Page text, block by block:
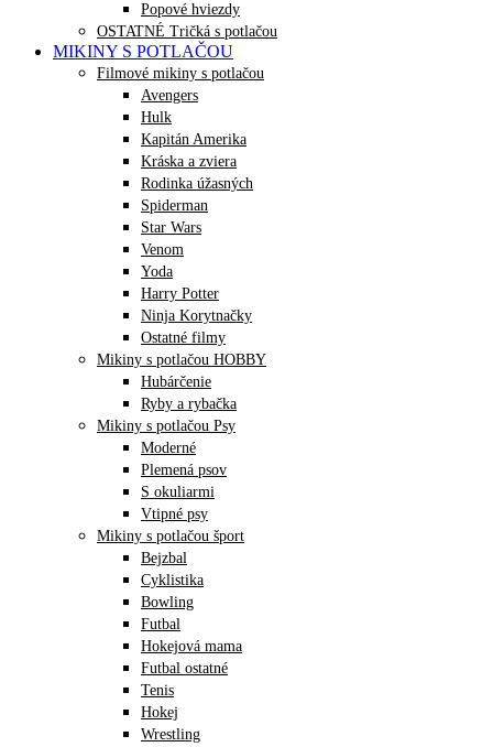
Popové hviezdy
OSTATNÉ Tričká s potlačou
MIKINY S POTLAČOU
Filmové mikiny s potlačou
Avengers
Hulk
Kapitán Amerika
Kráska a zviera
Rodinka úžasných
Spiderman
Star Wars
Venom
Yoda
Harry Potter
Ninja Korytnačky
Ostatné filmy
Mikiny s potlačou HOBBY
Hubárčenie
Ryby a rybačka
Mikiny s potlačou Psy
Moderné
Plemená psov
S okuliarmi
Vtipné psy
Mikiny s potlačou šport
Bejzbal
Cyklistika
Bowling
Futbal
Hokejová mama
Futbal ostatné
Tenis
Hokej
Wrestling